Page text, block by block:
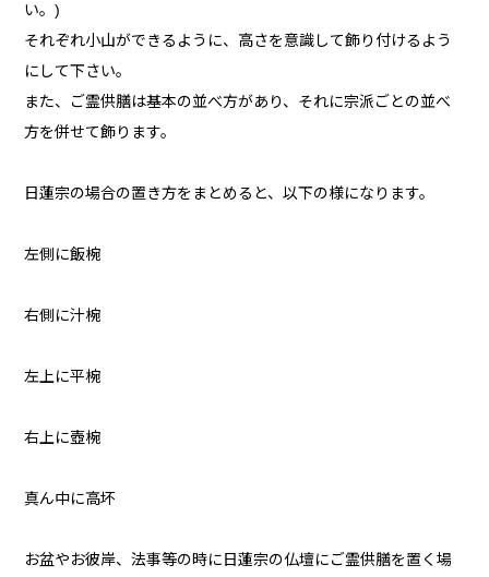
い。)
それぞれ小山ができるように、高さを意識して飾り付けるよう
にして下さい。
また、ご霊供膳は基本の並べ方があり、それに宗派ごとの並べ
方を併せて飾ります。
日蓮宗の場合の置き方をまとめると、以下の様になります。
左側に飯椀
右側に汁椀
左上に平椀
右上に壺椀
真ん中に高坏
お盆やお彼岸、法事等の時に日蓮宗の仏壇にご霊供膳を置く場